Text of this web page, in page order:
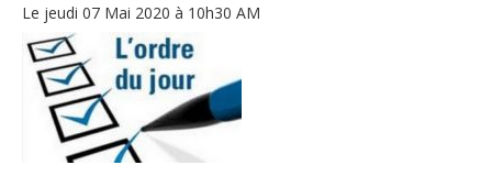
Le jeudi 07 Mai 2020 à 10h30 AM